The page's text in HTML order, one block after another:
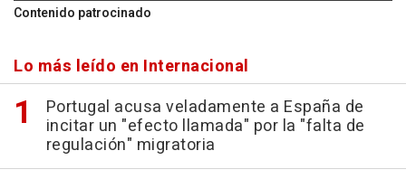
Contenido patrocinado
Lo más leído en Internacional
Portugal acusa veladamente a España de
incitar un "efecto llamada" por la "falta de
regulación" migratoria